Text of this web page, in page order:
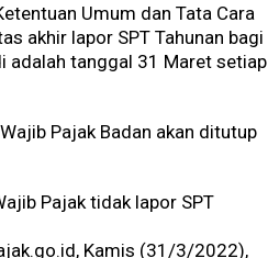
Umum dan Tata Cara
akhir lapor SPT Tahunan bagi
adalah tanggal 31 Maret setiap
Pajak Badan akan ditutup
Pajak tidak lapor SPT
Kamis (31/3/2022),